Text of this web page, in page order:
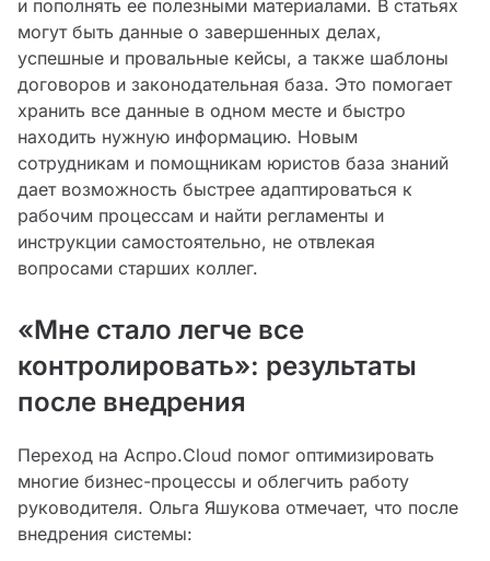
и пополнять ее полезными материалами. В статьях
могут быть данные о завершенных делах,
успешные и провальные кейсы, а также шаблоны
договоров и законодательная база. Это помогает
хранить все данные в одном месте и быстро
находить нужную информацию. Новым
сотрудникам и помощникам юристов база знаний
дает возможность быстрее адаптироваться к
рабочим процессам и найти регламенты и
инструкции самостоятельно, не отвлекая
вопросами старших коллег.
«Мне стало легче все
контролировать»: результаты
после внедрения
Переход на Аспро.Cloud помог оптимизировать
многие бизнес-процессы и облегчить работу
руководителя. Ольга Яшукова отмечает, что после
внедрения системы: